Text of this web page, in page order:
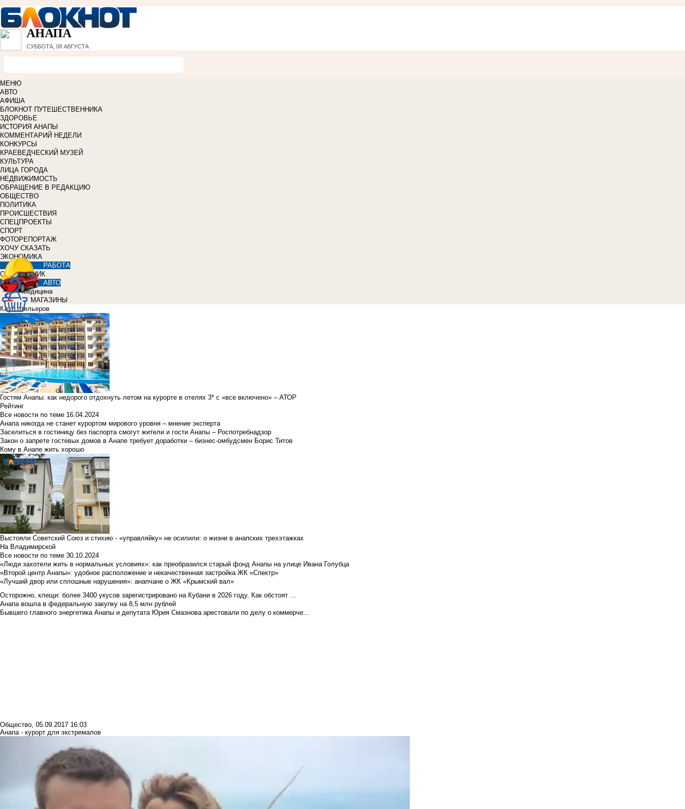
АНАПА
СУББОТА, 08 АВГУСТА
МЕНЮ
АВТО
АФИША
БЛОКНОТ ПУТЕШЕСТВЕННИКА
ЗДОРОВЬЕ
ИСТОРИЯ АНАПЫ
КОММЕНТАРИЙ НЕДЕЛИ
КОНКУРСЫ
КРАЕВЕДЧЕСКИЙ МУЗЕЙ
КУЛЬТУРА
ЛИЦА ГОРОДА
НЕДВИЖИМОСТЬ
ОБРАЩЕНИЕ В РЕДАКЦИЮ
ОБЩЕСТВО
ПОЛИТИКА
ПРОИСШЕСТВИЯ
СПЕЦПРОЕКТЫ
СПОРТ
ФОТОРЕПОРТАЖ
ХОЧУ СКАЗАТЬ
ЭКОНОМИКА
РАБОТА
СПРАВОЧНИК
АВТО
Медицина
МАГАЗИНЫ
Клуб отельеров
Гостям Анапы: как недорого отдохнуть летом на курорте в отелях 3* с «все включено» – АТОР
Рейтинг
Все новости по теме 16.04.2024
Анапа никогда не станет курортом мирового уровня – мнение эксперта
Заселиться в гостиницу без паспорта смогут жители и гости Анапы – Роспотребнадзор
Закон о запрете гостевых домов в Анапе требует доработки – бизнес-омбудсмен Борис Титов
Кому в Анапе жить хорошо
Выстояли Советский Союз и стихию - «управляйку» не осилили: о жизни в анапских трехэтажках
На Владимирской
Все новости по теме 30.10.2024
«Люди захотели жить в нормальных условиях»: как преобразился старый фонд Анапы на улице Ивана Голубца
«Второй центр Анапы»: удобное расположение и некачественная застройка ЖК «Спектр»
«Лучший двор или сплошные нарушения»: анапчане о ЖК «Крымский вал»
Осторожно, клещи: более 3400 укусов зарегистрировано на Кубани в 2026 году. Как обстоят ...
Анапа вошла в федеральную закупку на 8,5 млн рублей
Бывшего главного энергетика Анапы и депутата Юрия Смазнова арестовали по делу о коммерче...
Общество, 05.09.2017 16:03
Анапа - курорт для экстремалов